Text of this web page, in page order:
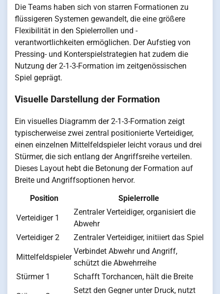
Die Teams haben sich von starren Formationen zu
flüssigeren Systemen gewandelt, die eine größere
Flexibilität in den Spielerrollen und -
verantwortlichkeiten ermöglichen. Der Aufstieg von
Pressing- und Konterspielstrategien hat zudem die
Nutzung der 2-1-3-Formation im zeitgenössischen
Spiel geprägt.
Visuelle Darstellung der Formation
Ein visuelles Diagramm der 2-1-3-Formation zeigt
typischerweise zwei zentral positionierte Verteidiger,
einen einzelnen Mittelfeldspieler leicht voraus und drei
Stürmer, die sich entlang der Angriffsreihe verteilen.
Dieses Layout hebt die Betonung der Formation auf
Breite und Angriffsoptionen hervor.
Position
Spielerrolle
Verteidiger 1
Zentraler Verteidiger, organisiert die
Abwehr
Verteidiger 2
Zentraler Verteidiger, initiiert das Spiel
Mittelfeldspieler
Verbindet Abwehr und Angriff,
schützt die Abwehrreihe
Stürmer 1
Schafft Torchancen, hält die Breite
Setzt den Gegner unter Druck, nutzt